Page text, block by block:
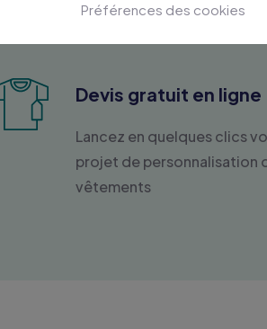
Devis gratuit en ligne
Lancez en quelques clics
projet de personnalisation
vêtements
Préférences des cookies